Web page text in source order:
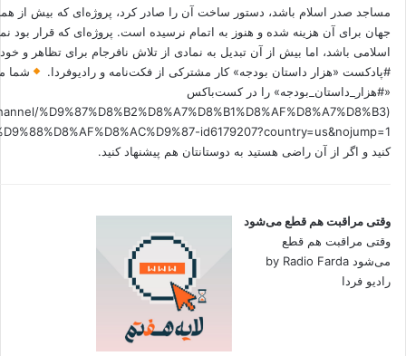
مساجد صدر اسلام باشد، دستور ساخت آن را صادر کرد، پروژه‌ای که بیش از
جهان برای آن هزینه شده و هنوز به اتمام نرسیده است. پروژه‌ای که قرار بود
اسلامی باشد، اما بیش از آن تبدیل به نمادی از تلاش نافرجام برای تظاهر و
#پادکست «هزار داستان بودجه» کار مشترکی از فکت‌نامه و رادیوفردا.
شما
«#هزار_داستان_بودجه» را در کست‌باکس
%D9%87%D8%B2%D8%A7%D8%B1%D8%AF%D8%A7%D8%B3
کنید و اگر از آن راضی هستید به دوستانتان هم پیشنهاد کنید.
وقتی مراقبت هم قطع می‌شود
وقتی مراقبت هم قطع
می‌شود by Radio Farda
رادیو فردا